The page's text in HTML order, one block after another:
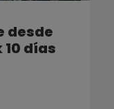
desde
10 días